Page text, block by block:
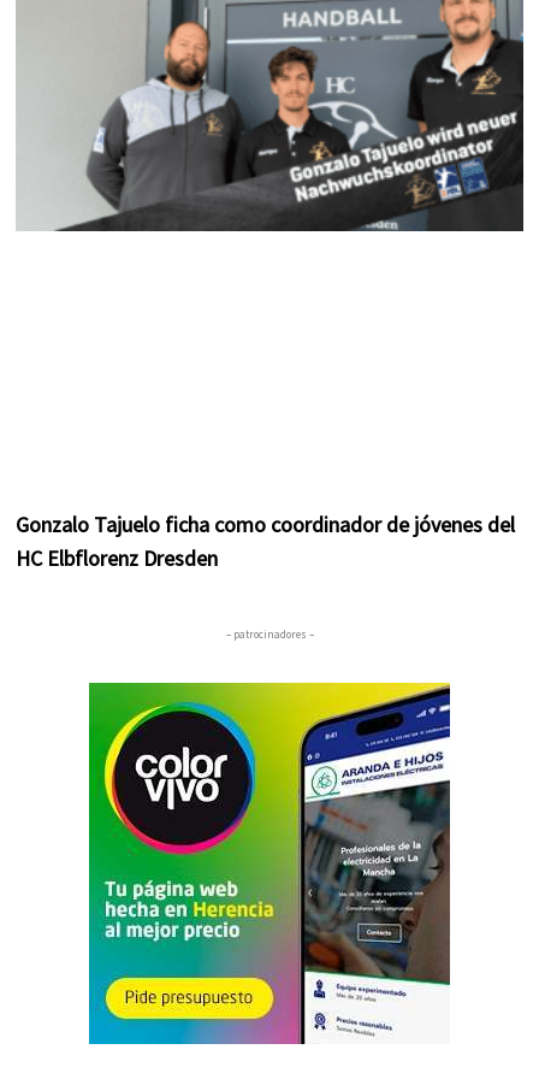
a
m
s
t
Gonzalo Tajuelo ficha como coordinador de jóvenes del
HC Elbflorenz Dresden
– patrocinadores –